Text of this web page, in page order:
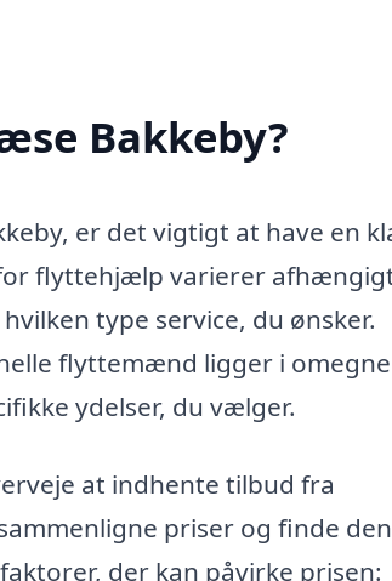
Bakkeby?
er det vigtigt at have en
flyttehjælp varierer
type service, du ønsker.
flyttemænd ligger i
ydelser, du vælger.
at indhente tilbud fra
priser og finde den
der kan påvirke prisen: